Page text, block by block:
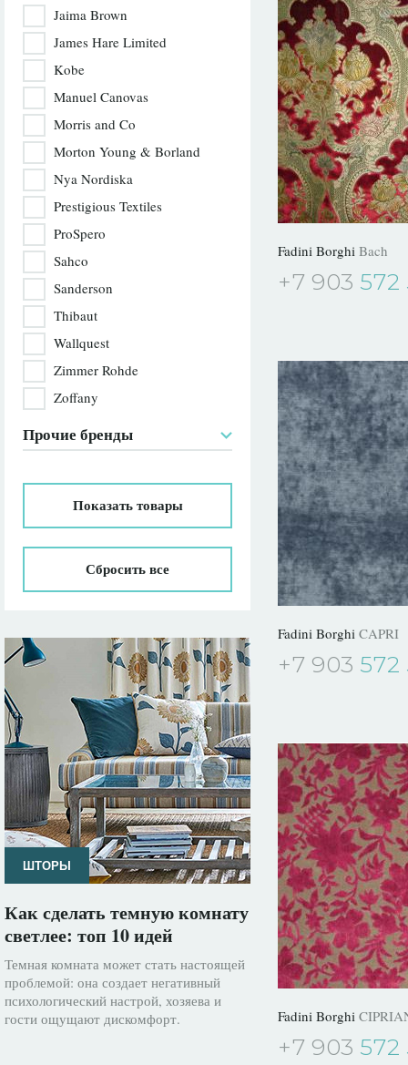
Jaima Brown
James Hare Limited
Kobe
Manuel Canovas
Morris and Co
Morton Young & Borland
Nya Nordiska
Prestigious Textiles
ProSpero
Sahco
Sanderson
Thibaut
Wallquest
Zimmer Rohde
Zoffany
Прочие бренды
Показатьтовары
Сбросить все
ШТОРЫ
Как сделать темную комнату
светлее: топ 10 идей
Темная комната может стать настоящей
проблемой: она создает негативный
психологический настрой, хозяева и
гости ощущают дискомфорт.
Fadini Borghi Bach
+7 903 572
Fadini Borghi CAPRI
+7 903 572
Fadini Borghi
+7 903 572